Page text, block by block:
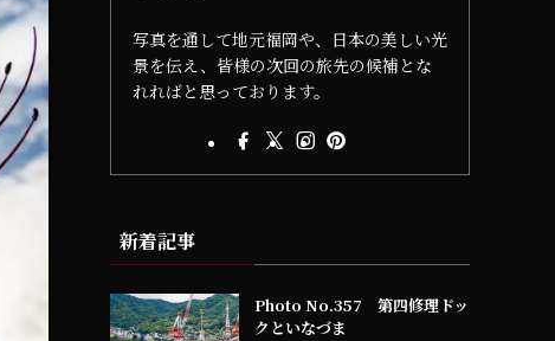
写真を通して地元福岡や、日本の美しい光
景を伝え、皆様の次回の旅先の候補とな
れればと思っております。
新着記事
Photo No.357 第四修理ドッ
クといなづま